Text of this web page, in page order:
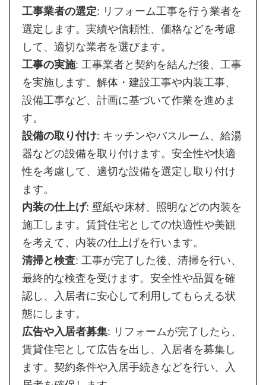
工事業者の選定: リフォーム工事を行う業者を
選定します。実績や信頼性、価格などを考慮
して、適切な業者を選びます。
工事の実施: 工事業者と契約を結んだ後、工事
を実施します。解体・建設工事や内装工事、
設備工事など、計画に基づいて作業を進めま
す。
設備の取り付け: キッチンやバスルーム、給湯
器などの設備を取り付けます。安全性や快適
性を考慮して、適切な設備を選定し取り付け
ます。
内装の仕上げ: 壁紙や床材、照明などの内装を
施工します。賃貸住宅としての快適性や美観
を考えて、内装の仕上げを行います。
清掃と検査: 工事が完了した後、清掃を行い、
最終的な検査を受けます。安全性や品質を確
認し、入居者に安心して利用してもらえる状
態にします。
広告や入居者募集: リフォームが完了したら、
賃貸住宅として広告を出し、入居者を募集し
ます。契約条件や入居手続きなどを行い、入